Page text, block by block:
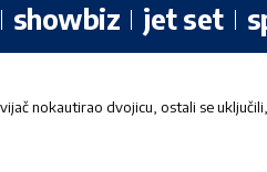
showbiz jet set
nokautirao dvojicu, ostali se